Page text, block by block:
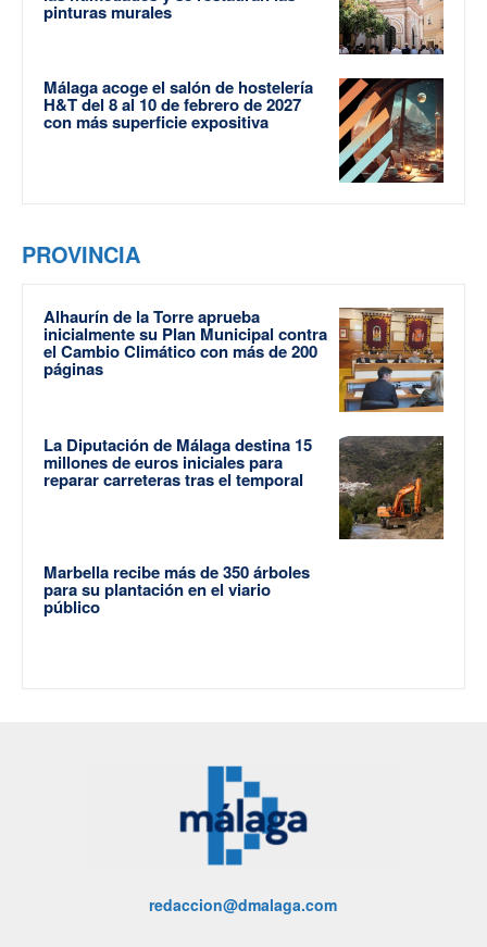
pinturas murales
Málaga acoge el salón de hostelería
H&T del 8 al 10 de febrero de 2027
con más superficie expositiva
PROVINCIA
Alhaurín de la Torre aprueba
inicialmente su Plan Municipal contra
el Cambio Climático con más de 200
páginas
La Diputación de Málaga destina 15
millones de euros iniciales para
reparar carreteras tras el temporal
Marbella recibe más de 350 árboles
para su plantación en el viario
público
redaccion@dmalaga.com